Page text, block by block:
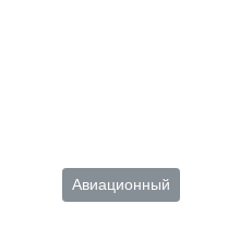
Авиационный